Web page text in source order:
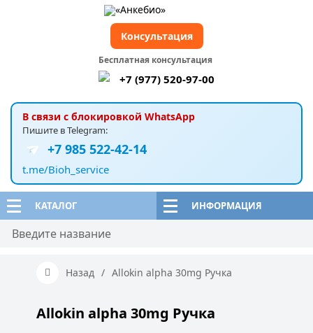
КАТАЛОГ ИНФОРМАЦИЯ
В связи с блокировкой WhatsApp
Пишите в Telegram:
+7 985 522-42-14
t.me/Bioh_service
Бесплатная консультация
+7 (977) 520-97-00
Консультация
Назад / Allokin alpha 30mg Ручка
Allokin alpha 30mg Ручка